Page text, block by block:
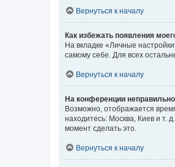
Вернуться к началу
Как избежать появления
На вкладке «Личные
самому себе. Для всех
Вернуться к началу
На конференции
Возможно, отображается
находитесь: Москва, Киев и т.
момент сделать это.
Вернуться к началу